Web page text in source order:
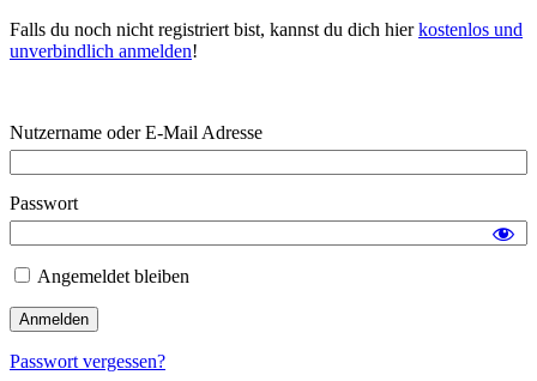
Falls du noch nicht registriert bist, kannst du dich hierkostenlos und
unverbindlich anmelden!
Nutzername oder E-Mail Adresse
Passwort
Angemeldet bleiben
Passwort vergessen?